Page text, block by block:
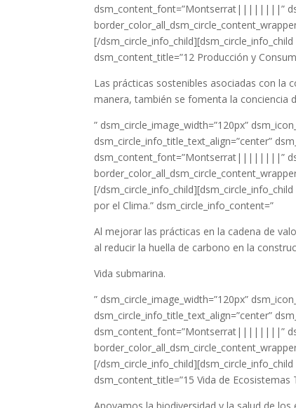
dsm_content_font=”Montserrat||||||||”
[/
dsm_content_title=”12 Producción y
Las prácticas sostenibles asociadas con la
manera, también se fomenta la conciencia
” dsm_circle_image_width=”120px”
dsm_circle_info_title_text_align=”center”
dsm_content_font=”Montserrat||||||||”
[/
por el Clima.” dsm_circle_info_content=”
Al mejorar las prácticas en la cadena de
al reducir la huella de carbono en la
Vida submarina.
” dsm_circle_image_width=”120px”
dsm_circle_info_title_text_align=”center”
dsm_content_font=”Montserrat||||||||”
[/
dsm_content_title=”15 Vida de Ecosistemas
Apoyamos la biodiversidad y la salud de